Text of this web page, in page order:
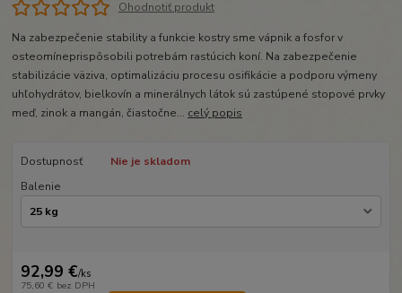
Ohodnotiť produkt
Na zabezpečenie stability a funkcie kostry sme vápnik a fosfor v
osteomíneprispôsobili potrebám rastúcich koní. Na zabezpečenie
stabilizácie väziva, optimalizáciu procesu osifikácie a podporu výmeny
uhľohydrátov, bielkovín a minerálnych látok sú zastúpené stopové prvky
meď, zinok a mangán, čiastočne... celý popis
Dostupnosť
Nie je skladom
Balenie
92,99 €/ks
75,60 € bez DPH